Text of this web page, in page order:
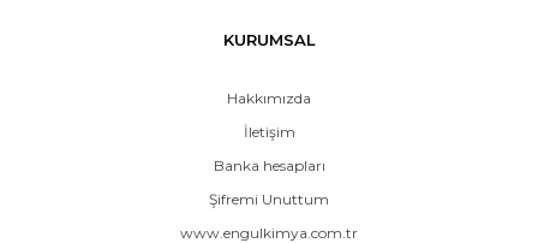
KURUMSAL
Hakkımızda
İletişim
Banka hesapları
Şifremi Unuttum
www.engulkimya.com.tr